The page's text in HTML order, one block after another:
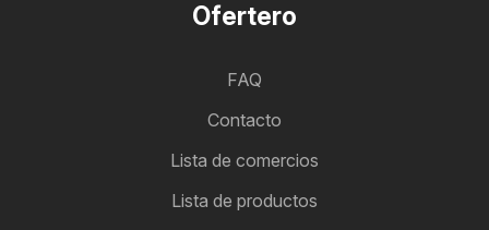
Ofertero
FAQ
Contacto
Lista de comercios
Lista de productos